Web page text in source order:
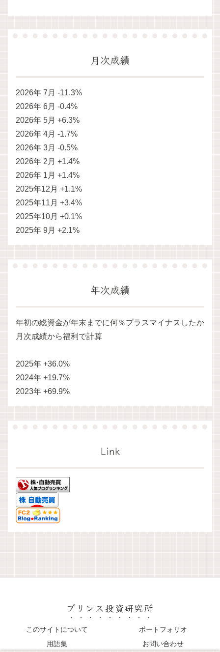
月次成績
2026年 7月 -11.3%
2026年 6月 -0.4%
2026年 5月 +6.3%
2026年 4月 -1.7%
2026年 3月 -0.5%
2026年 2月 +1.4%
2026年 1月 +1.4%
2025年12月 +1.1%
2025年11月 +3.4%
2025年10月 +0.1%
2025年 9月 +2.1%
年次成績
年初の総資金が年末までに何％プラスマイナスしたか
月次成績から福利で計算
2025年 +36.0%
2024年 +19.7%
2023年 +69.9%
Link
プリンス投資研究所
このサイトについて
ポートフォリオ
用語集
お問い合わせ